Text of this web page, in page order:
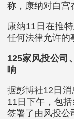
称，康纳对白宫
康纳11日在推
任何法律允许的
125家风投公司
响
据彭博社12日
11日下午，包
签署了由风投公